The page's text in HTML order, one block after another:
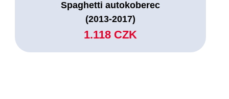
Spaghetti autokoberec
(2013-2017)
1.118 CZK